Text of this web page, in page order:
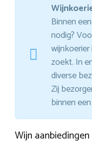
Binnen
nodig?
zoekt. In
diverse
Zij
binnen
Wijn